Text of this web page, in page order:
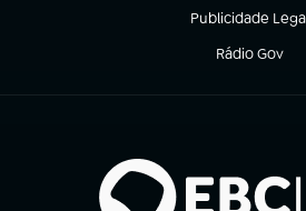
Publicidade
(abre em nova
Rádio Gov
(abre em